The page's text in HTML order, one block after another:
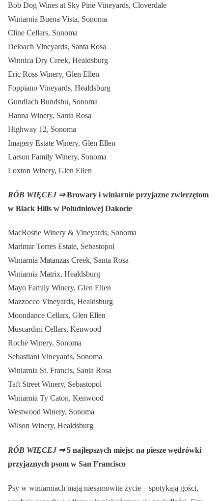
Bob Dog Wines at Sky Pine Vineyards, Cloverdale
Winiarnia Buena Vista, Sonoma
Cline Cellars, Sonoma
Deloach Vineyards, Santa Rosa
Winnica Dry Creek, Healdsburg
Eric Ross Winery, Glen Ellen
Foppiano Vineyards, Healdsburg
Gundlach Bundshu, Sonoma
Hanna Winery, Santa Rosa
Highway 12, Sonoma
Imagery Estate Winery, Glen Ellen
Larson Family Winery, Sonoma
Loxton Winery, Glen Ellen
RÓB WIĘCEJ ⇒Browary i winiarnie przyjazne zwierzętom
w Black Hills w Południowej Dakocie
MacRostie Winery & Vineyards, Sonoma
Marimar Torres Estate, Sebastopol
Winiarnia Matanzas Creek, Santa Rosa
Winiarnia Matrix, Healdsburg
Mayo Family Winery, Glen Ellen
Mazzocco Vineyards, Healdsburg
Moondance Cellars, Glen Ellen
Muscardini Cellars, Kenwood
Roche Winery, Sonoma
Sebastiani Vineyards, Sonoma
Winiarnia St. Francis, Santa Rosa
Taft Street Winery, Sebastopol
Winiarnia Ty Caton, Kenwood
Westwood Winery, Sonoma
Wilson Winery, Healdsburg
RÓB WIĘCEJ ⇒5 najlepszych miejsc na piesze wędrówki
przyjaznych psom w San Francisco
Psy w winiarniach mają niesamowite życie – spotykają gości,